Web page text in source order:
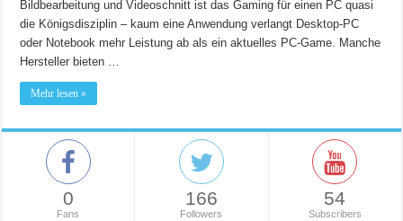
Bildbearbeitung und Videoschnitt ist das Gaming für einen PC quasi
die Königsdisziplin – kaum eine Anwendung verlangt Desktop-PC
oder Notebook mehr Leistung ab als ein aktuelles PC-Game. Manche
Hersteller bieten …
Mehr lesen »
0
Fans
166
Followers
54
Subscribers